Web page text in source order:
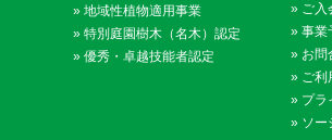
» 地域性植物適用事業
» 特別庭園樹木（名木）認定
» 優秀・卓越技能者認定
» ご入
» 事業
» お問
» ご利
» プラ
» ソー